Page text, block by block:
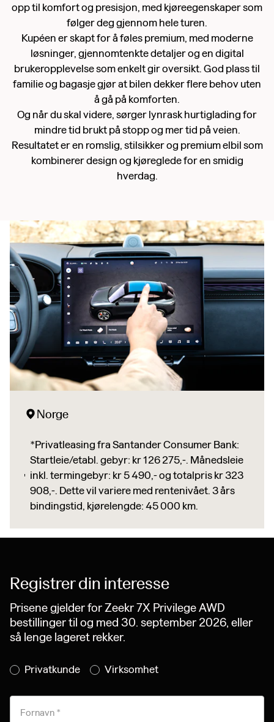
opp til komfort og presisjon, med kjøreegenskaper som
følger deg gjennom hele turen.
Kupéen er skapt for å føles premium, med moderne
løsninger, gjennomtenkte detaljer og en digital
brukeropplevelse som enkelt gir oversikt. God plass til
familie og bagasje gjør at bilen dekker flere behov uten
å gå på komforten.
Og når du skal videre, sørger lynrask hurtiglading for
mindre tid brukt på stopp og mer tid på veien.
Resultatet er en romslig, stilsikker og premium elbil som
kombinerer design og kjøreglede for en smidig
hverdag.
Norge
*Privatleasing fra Santander Consumer Bank:
Startleie/etabl. gebyr: kr 126 275,-. Månedsleie
inkl. termingebyr: kr 5 490,- og totalpris kr 323
908,-. Dette vil variere med rentenivået. 3 års
bindingstid, kjørelengde: 45 000 km.
Registrer din interesse
Prisene gjelder for Zeekr 7X Privilege AWD
bestillinger til og med 30. september 2026, eller
så lenge lageret rekker.
Privatkunde Virksomhet
Fornavn *